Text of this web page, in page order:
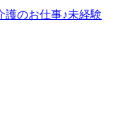
護のお仕事♪未経験